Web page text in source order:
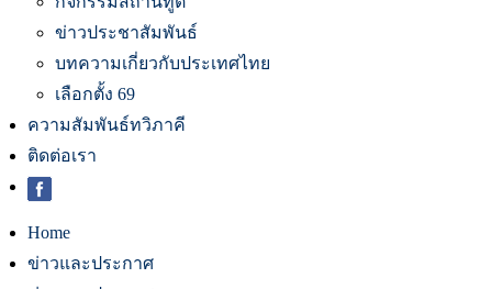
ข่าวประชาสัมพันธ์
บทความเกี่ยวกับประเทศไทย
เลือกตั้ง 69
ความสัมพันธ์ทวิภาคี
ติดต่อเรา
Home
ข่าวและประกาศ